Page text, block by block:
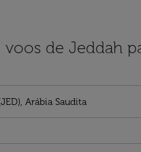
voos de Jeddah